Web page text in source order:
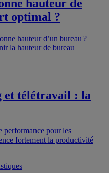
hauteur de
optimal ?
hauteur d’un bureau ?
la hauteur de bureau
et télétravail : la
pour les
fortement la productivité